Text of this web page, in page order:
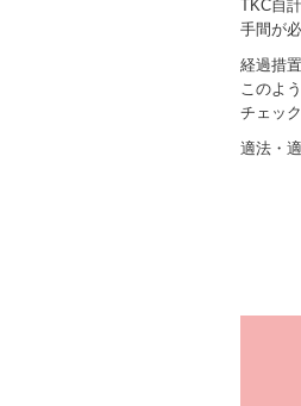
TKC自
手間が
経過措
このよ
チェッ
適法・